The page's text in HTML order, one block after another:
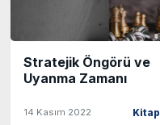
Stratejik Öngörü ve
Uyanma Zamanı
14 Kasım 2022 Kitap